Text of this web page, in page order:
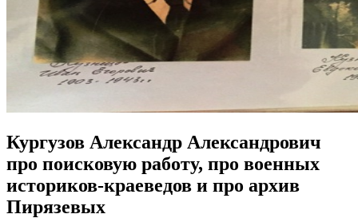
Кургузов Александр Александрович
про поисковую работу, про военных
историков-краеведов и про архив
Пирязевых